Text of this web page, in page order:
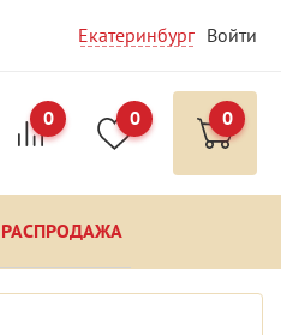
Екатеринбург Войти
0 0 0
РАСПРОДАЖА